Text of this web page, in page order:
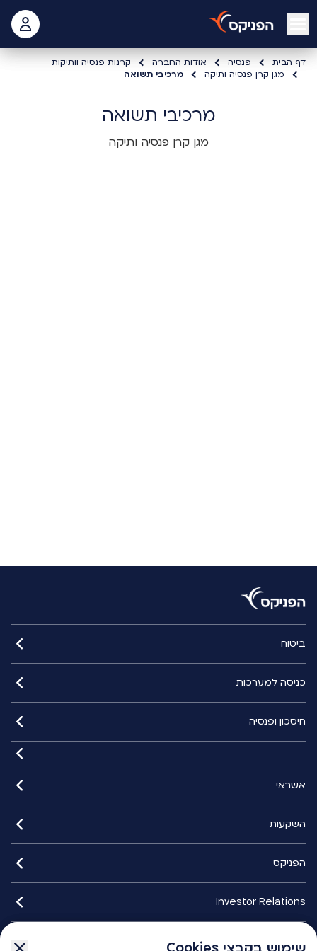
open mobile menu
דף הבית פנסיה אודות החברה
קרנות פנסיה וותיקות
מגן קרן פנסיה ותיקה
מרכיבי תשואה
מרכיבי תשואה
מגן קרן פנסיה ותיקה
ביטוח
כניסה למערכות
חיסכון ופנסיה
אשראי
השקעות
הפניקס
Investor Relations